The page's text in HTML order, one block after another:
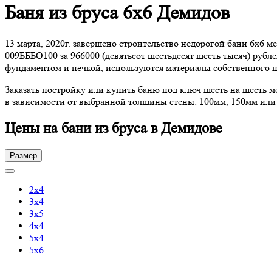
Баня из бруса 6х6 Демидов
13 марта, 2020г. завершено строительство недорогой бани
009БББО100 за 966000 (девятьсот шестьдесят шесть тысяч)
фундаментом и печкой, используются материалы собственного
Заказать постройку или купить баню под ключ шесть на
в зависимости от выбранной толщины стены: 100мм, 150мм
Цены на бани из бруса в Демидове
Размер
2х4
3х4
3х5
4х4
5х4
5х6